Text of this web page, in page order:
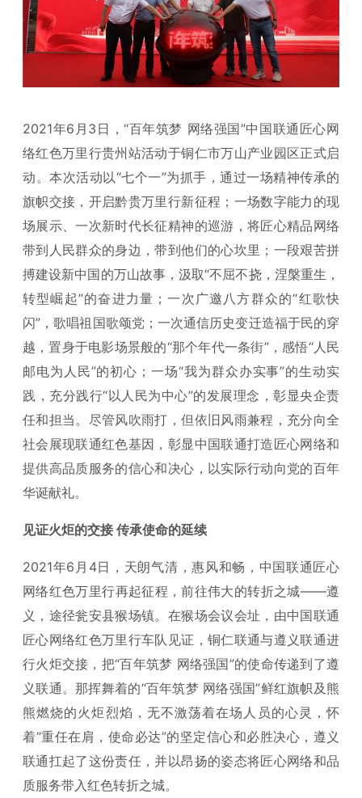
2021年6月3日，“百年筑梦 网络强国”中国联通匠心网
络红色万里行贵州站活动于铜仁市万山产业园区正式启
动。本次活动以“七个一”为抓手，通过一场精神传承的
旗帜交接，开启黔贵万里行新征程；一场数字能力的现
场展示、一次新时代长征精神的巡游，将匠心精品网络
带到人民群众的身边，带到他们的心坎里；一段艰苦拼
搏建设新中国的万山故事，汲取“不屈不挠，涅槃重生，
转型崛起”的奋进力量；一次广邀八方群众的“红歌快
闪”，歌唱祖国歌颂党；一次通信历史变迁造福于民的穿
越，置身于电影场景般的“那个年代一条街”，感悟“人民
邮电为人民”的初心；一场“我为群众办实事”的生动实
践，充分践行“以人民为中心”的发展理念，彰显央企责
任和担当。尽管风吹雨打，但依旧风雨兼程，充分向全
社会展现联通红色基因，彰显中国联通打造匠心网络和
提供高品质服务的信心和决心，以实际行动向党的百年
华诞献礼。
见证火炬的交接 传承使命的延续
2021年6月4日，天朗气清，惠风和畅，中国联通匠心
网络红色万里行再起征程，前往伟大的转折之城——遵
义，途径瓮安县猴场镇。在猴场会议会址，由中国联通
匠心网络红色万里行车队见证，铜仁联通与遵义联通进
行火炬交接，把“百年筑梦 网络强国”的使命传递到了遵
义联通。那挥舞着的“百年筑梦 网络强国”鲜红旗帜及熊
熊燃烧的火炬烈焰，无不激荡着在场人员的心灵，怀
着“重任在肩，使命必达”的坚定信心和必胜决心，遵义
联通扛起了这份责任，并以昂扬的姿态将匠心网络和品
质服务带入红色转折之城。